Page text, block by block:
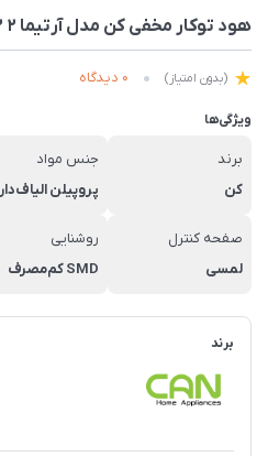
هود توکار مخفی کن مدل آرتیما 2 Artima2 سفید
(بدون امتیاز) 0 دیدگاه
ویژگی‌ها
برند
کن
جنس مواد
پروپیلن الیاف‌دار
صفحه کنترل
لمسی
روشنایی
SMD کم‌مصرف
برند